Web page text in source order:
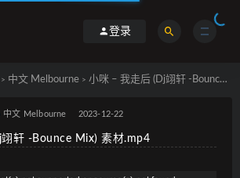
登录
> 中文 Melbourne > 小咪 – 我走后 (Dj翊轩 -Bounce Mix) 素材.mp4
中文 Melbourne 2023-12-22
轩 -Bounce Mix) 素材.mp4